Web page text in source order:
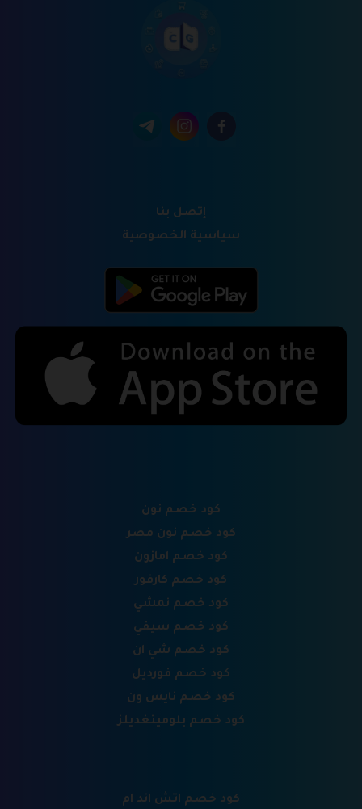
إتصل بنا
سياسية الخصوصية
كود خصم نون
كود خصم نون مصر
كود خصم امازون
كود خصم كارفور
كود خصم نمشي
كود خصم سيفي
كود خصم شي ان
كود خصم فورديل
كود خصم نايس ون
كود خصم بلومينغديلز
كود خصم اتش اند ام